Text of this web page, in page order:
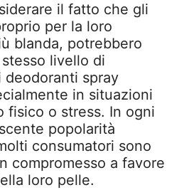
il fatto che gli
per la loro
blanda, potrebbero
livello di
spray
in situazioni
fisico o stress. In ogni
popolarità
consumatori sono
compromesso a favore
loro pelle.